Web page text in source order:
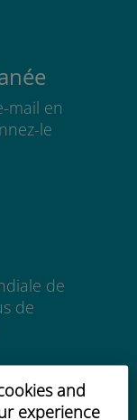
and
experience
mail en
le
de
de